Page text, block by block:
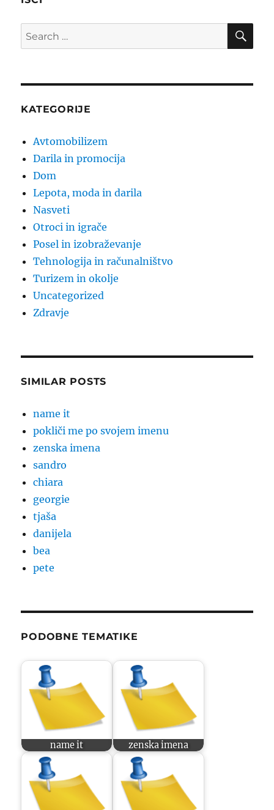
Search
for:
KATEGORIJE
Avtomobilizem
Darila in promocija
Dom
Lepota, moda in darila
Nasveti
Otroci in igrače
Posel in izobraževanje
Tehnologija in računalništvo
Turizem in okolje
Uncategorized
Zdravje
SIMILAR POSTS
name it
pokliči me po svojem imenu
zenska imena
sandro
chiara
georgie
tjaša
danijela
bea
pete
PODOBNE TEMATIKE
name it zenska imena